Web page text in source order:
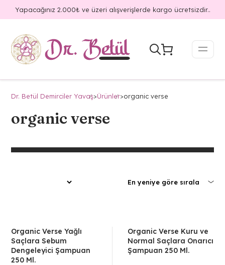
Yapacağınız 2.000₺ ve üzeri alışverişlerde kargo ücretsizdir..
Dr. Betül Demirciler Yavaş>Ürünler>organic verse
organic verse
Organic Verse Yağlı
Saçlara Sebum
Dengeleyici Şampuan
250 Ml.
Organic Verse Kuru ve
Normal Saçlara Onarıcı
Şampuan 250 Ml.